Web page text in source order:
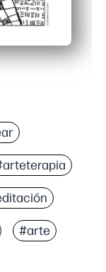
#arte